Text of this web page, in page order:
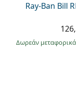
Ray-Ban Bill
Δωρεάν μεταφορικά